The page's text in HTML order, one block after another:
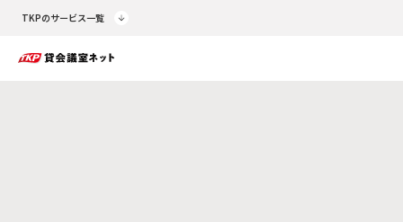
TKPのサービス一覧